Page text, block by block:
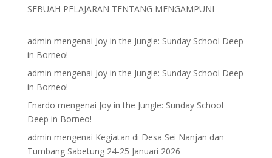
SEBUAH PELAJARAN TENTANG MENGAMPUNI
admin mengenai Joy in the Jungle: Sunday School Deep
in Borneo!
admin mengenai Joy in the Jungle: Sunday School Deep
in Borneo!
Enardo mengenai Joy in the Jungle: Sunday School
Deep in Borneo!
admin mengenai Kegiatan di Desa Sei Nanjan dan
Tumbang Sabetung 24-25 Januari 2026